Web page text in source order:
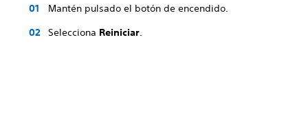
Mantén pulsado el botón de encendido.
Selecciona Reiniciar.